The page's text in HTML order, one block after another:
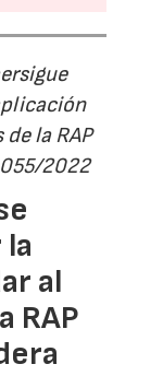
la RAP
2022
al
RAP